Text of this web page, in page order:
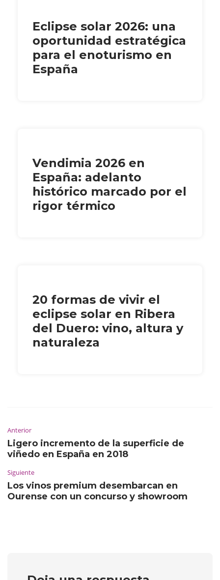
Eclipse solar 2026: una
oportunidad estratégica
para el enoturismo en
España
Vendimia 2026 en
España: adelanto
histórico marcado por el
rigor térmico
20 formas de vivir el
eclipse solar en Ribera
del Duero: vino, altura y
naturaleza
Anterior
Ligero incremento de la superficie de
viñedo en España en 2018
Siguiente
Los vinos premium desembarcan en
Ourense con un concurso y showroom